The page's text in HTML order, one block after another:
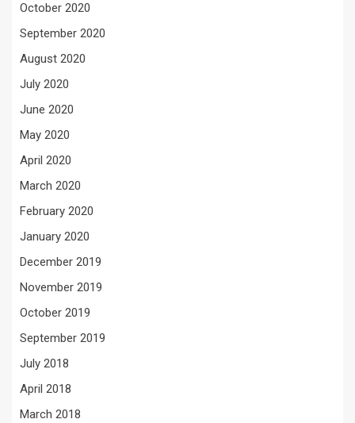
October 2020
September 2020
August 2020
July 2020
June 2020
May 2020
April 2020
March 2020
February 2020
January 2020
December 2019
November 2019
October 2019
September 2019
July 2018
April 2018
March 2018